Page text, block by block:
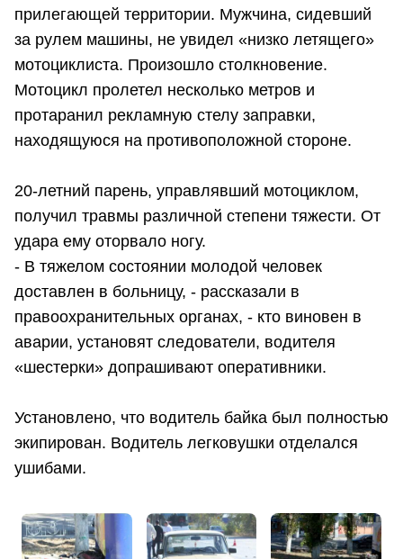
прилегающей территории. Мужчина, сидевший
за рулем машины, не увидел «низко летящего»
мотоциклиста. Произошло столкновение.
Мотоцикл пролетел несколько метров и
протаранил рекламную стелу заправки,
находящуюся на противоположной стороне.
20-летний парень, управлявший мотоциклом,
получил травмы различной степени тяжести. От
удара ему оторвало ногу.
- В тяжелом состоянии молодой человек
доставлен в больницу, - рассказали в
правоохранительных органах, - кто виновен в
аварии, установят следователи, водителя
«шестерки» допрашивают оперативники.
Установлено, что водитель байка был полностью
экипирован. Водитель легковушки отделался
ушибами.